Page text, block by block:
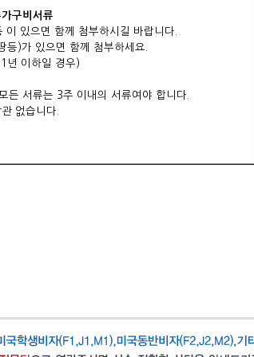
구비서류
이 있으면 함께 첨부하시길 바랍니다.
등)가 있으면 함께 첨부하세요.
년 이하일 경우)
든 서류는 3주 이내의 서류여야 합니다.
없습니다.